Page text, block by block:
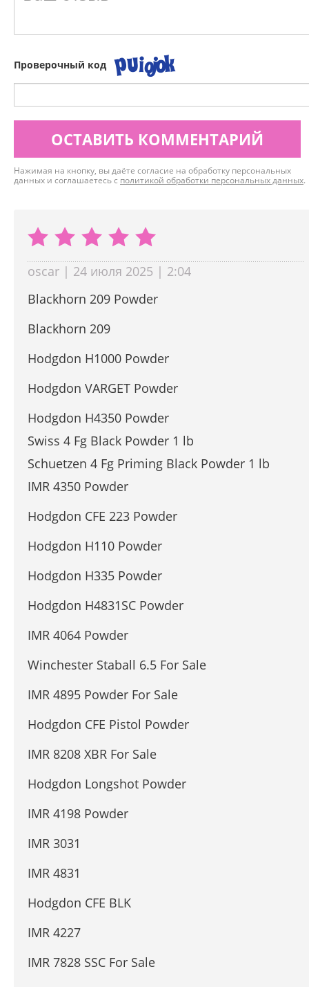
Проверочный код
ОСТАВИТЬ КОММЕНТАРИЙ
Нажимая на кнопку, вы даёте согласие на обработку персональных
данных и соглашаетесь с политикой обработки персональных данных.
oscar | 24 июля 2025 | 2:04
Blackhorn 209 Powder
Blackhorn 209
Hodgdon H1000 Powder
Hodgdon VARGET Powder
Hodgdon H4350 Powder
Swiss 4 Fg Black Powder 1 lb
Schuetzen 4 Fg Priming Black Powder 1 lb
IMR 4350 Powder
Hodgdon CFE 223 Powder
Hodgdon H110 Powder
Hodgdon H335 Powder
Hodgdon H4831SC Powder
IMR 4064 Powder
Winchester Staball 6.5 For Sale
IMR 4895 Powder For Sale
Hodgdon CFE Pistol Powder
IMR 8208 XBR For Sale
Hodgdon Longshot Powder
IMR 4198 Powder
IMR 3031
IMR 4831
Hodgdon CFE BLK
IMR 4227
IMR 7828 SSC For Sale